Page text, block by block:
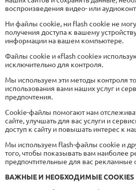
воспроизведения видео- или
Ни файлы cookie, ни flash cookie не
получения доступа к вашему
информации на вашем компьютере.
Файлы cookie и «flash cookie»
исключительно для контроля.
Мы используем эти методы контроля
использования вами наших услуг и
предпочтения.
Сookie-файлы помогают нам
сайте, улучшать для вас услуги и
доступ к сайту и повышать интерес к
Мы используем flash-файлы cookie и
того, чтобы показывать вам наиболее
предпочтительные для вас рекламные
ВАЖНЫЕ И НЕОБХОДИМЫЕ COOKIES